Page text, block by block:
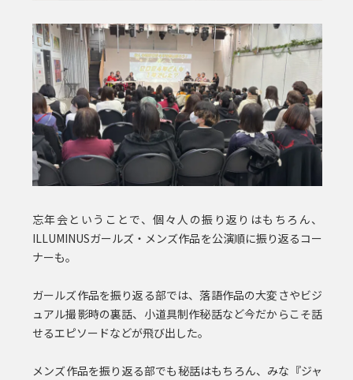
忘年会ということで、個々人の振り返りはもちろん、
ILLUMINUSガールズ・メンズ作品を公演順に振り返るコー
ナーも。
ガールズ作品を振り返る部では、落語作品の大変さやビジ
ュアル撮影時の裏話、小道具制作秘話など今だからこそ話
せるエピソードなどが飛び出した。
メンズ作品を振り返る部でも秘話はもちろん、みな『ジャ